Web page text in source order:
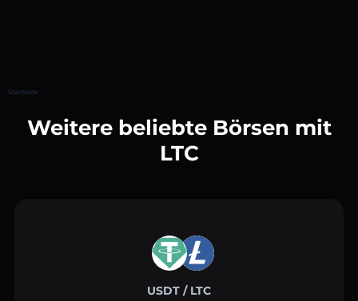
Startseite
Weitere beliebte Börsen mit
LTC
USDT / LTC